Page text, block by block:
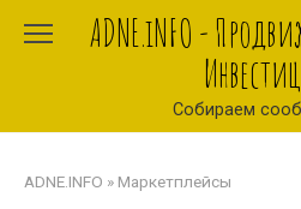
ADNE.iNFO -
Собираем
ADNE.INFO » Маркетплейсы